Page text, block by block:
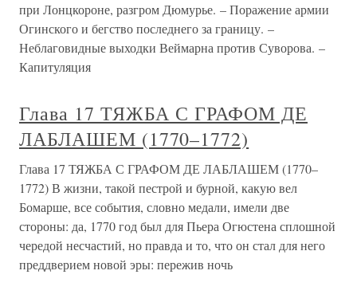
при Лонцкороне, разгром Дюмурье. – Поражение армии
Огинского и бегство последнего за границу. –
Неблаговидные выходки Веймарна против Суворова. –
Капитуляция
Глава 17 ТЯЖБА С ГРАФОМ ДЕ
ЛАБЛАШЕМ (1770–1772)
Глава 17 ТЯЖБА С ГРАФОМ ДЕ ЛАБЛАШЕМ (1770–
1772) В жизни, такой пестрой и бурной, какую вел
Бомарше, все события, словно медали, имели две
стороны: да, 1770 год был для Пьера Огюстена сплошной
чередой несчастий, но правда и то, что он стал для него
преддверием новой эры: пережив ночь